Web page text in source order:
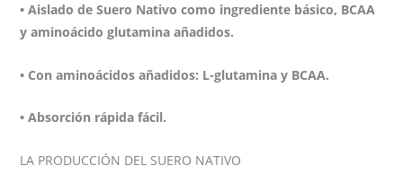
• Aislado de Suero Nativo como ingrediente básico, BCAA
y aminoácido glutamina añadidos.
• Con aminoácidos añadidos: L-glutamina y BCAA.
• Absorción rápida fácil.
LA PRODUCCIÓN DEL SUERO NATIVO